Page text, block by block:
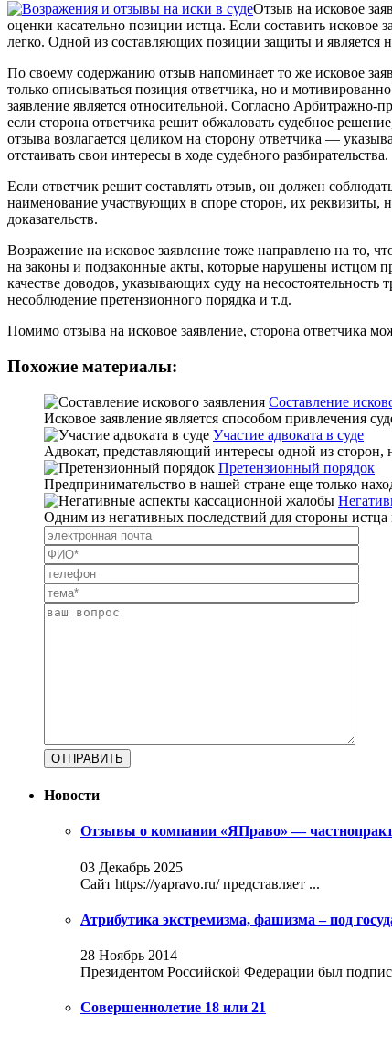
Отзыв на исковое
оценки касательно позиции истца. Если составить исковое
легко. Одной из составляющих позиции защиты и является
По своему содержанию отзыв напоминает то же исковое
только описываться позиция ответчика, но и
заявление является относительной. Согласно Арбитражно-
если сторона ответчика решит обжаловать судебное
отзыва возлагается целиком на сторону ответчика —
отстаивать свои интересы в ходе судебного разбирательства.
Если ответчик решит составлять отзыв, он должен
наименование участвующих в споре сторон, их
доказательств.
Возражение на исковое заявление тоже направлено на то,
на законы и подзаконные акты, которые нарушены истцом
качестве доводов, указывающих суду на
несоблюдение претензионного порядка и т.д.
Помимо отзыва на исковое заявление, сторона ответчика
Похожие материалы:
Составление
Исковое заявление является способом привлечения
Участие адвоката в суде
Адвокат, представляющий интересы одной из
Претензионный порядок
Предпринимательство в нашей стране еще только
Одним из негативных последствий для стороны
Новости
Отзывы о компании «ЯПраво» —
03 Декабрь 2025
Сайт https://yapravo.ru/ представляет ...
Атрибутика экстремизма, фашизма – под
28 Ноябрь 2014
Президентом Российской Федерации был
Совершеннолетие 18 или 21